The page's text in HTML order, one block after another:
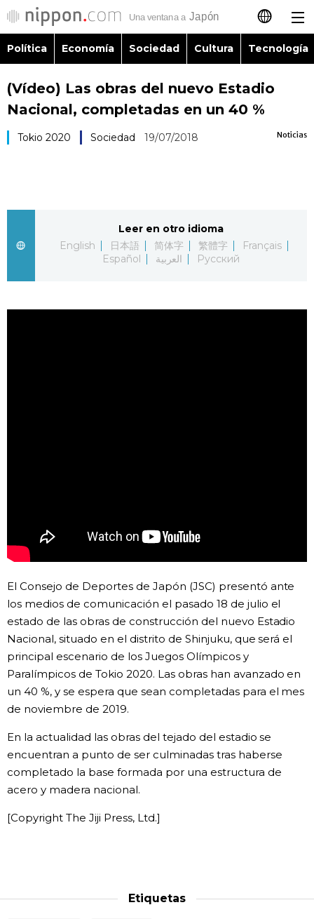
日本語
English
العربية
Русский
Política
Sociedad
Cultura
Noticias
Fragmentos de Japón
Gente
Blog
Tokio
Avisos
official SNS
Política Economía Sociedad Cultura Tecnología
(Vídeo) Las obras del nuevo Estadio
Nacional, completadas en un 40 %
Noticias
Tokio 2020 Sociedad 19/07/2018
Leer en otro idioma
English
日本語 简体字 繁體字
Français
Español
العربية Русский
El Consejo de Deportes de Japón (JSC) presentó ante
los medios de comunicación el pasado 18 de julio el
estado de las obras de construcción del nuevo Estadio
Nacional, situado en el distrito de Shinjuku, que será el
principal escenario de los Juegos Olímpicos y
Paralímpicos de Tokio 2020. Las obras han avanzado en
un 40 %, y se espera que sean completadas para el mes
de noviembre de 2019.
En la actualidad las obras del tejado del estadio se
encuentran a punto de ser culminadas tras haberse
completado la base formada por una estructura de
acero y madera nacional.
[Copyright The Jiji Press, Ltd.]
Etiquetas